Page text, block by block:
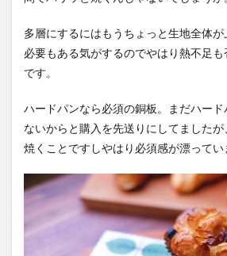
多層にするにはもうちょっと生地全体
必要もある気がするのでやはり熱不足
です。
ハードパンなら必須の銅板。まだハー
ないからと購入を先送りにしてました
焼くことですしやはり必須感が漂ってい